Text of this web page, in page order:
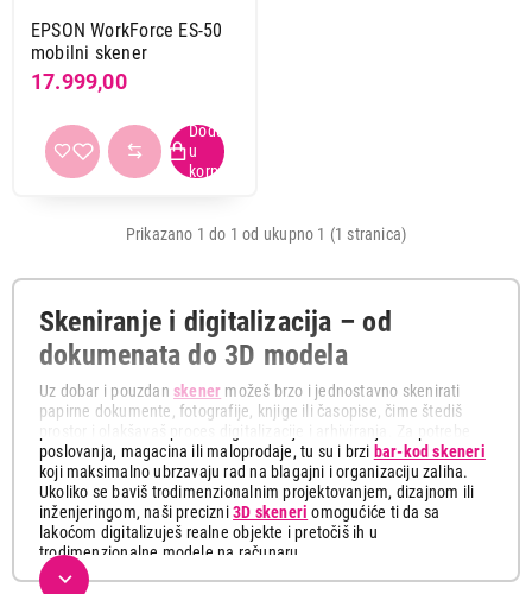
Tehnologija za skeniranje
Format
Napajanje
USB 1
Primeni filtere
EPSON WorkForce ES-50
mobilni skener
17.999,00
Prikazano 1 do 1 od ukupno 1 (1 stranica)
Skeniranje i digitalizacija – od
dokumenata do 3D modela
Uz dobar i pouzdan skener možeš brzo i jednostavno skenirati
papirne dokumente, fotografije, knjige ili časopise, čime štediš
poslovanja, magacina ili maloprodaje, tu su i brzi bar-kod skeneri
koji maksimalno ubrzavaju rad na blagajni i organizaciju zaliha.
Ukoliko se baviš trodimenzionalnim projektovanjem, dizajnom ili
inženjeringom, naši precizni3D skeneri omogućiće ti da sa
lakoćom digitalizuješ realne objekte i pretočiš ih u
trodimenzionalne modele na računaru.